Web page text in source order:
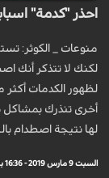
احذر "كدمة"
منوعات _ الكوثر:
لكنك لا تتذكر أنك
لظهور الكدمات
أخرى تنذرك
لها نتيجة اصطدام
السبت 9 مارس 2019 - 16:36 بتوقيت مكة